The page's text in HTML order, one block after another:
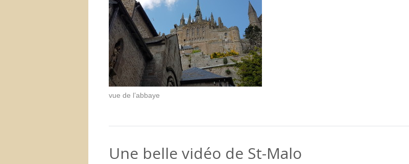
vue de l’abbaye
Une belle vidéo de St-Malo